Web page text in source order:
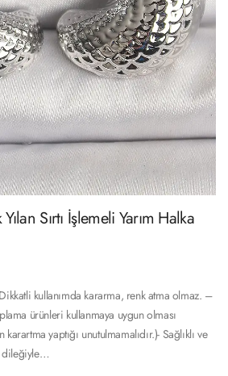
Sırtı İşlemeli Yarım Halka
kullanımda kararma, renk atma olmaz. –
ürünleri kullanmaya uygun olması
yaptığı unutulmamalıdır.)- Sağlıklı ve
dileğiyle…